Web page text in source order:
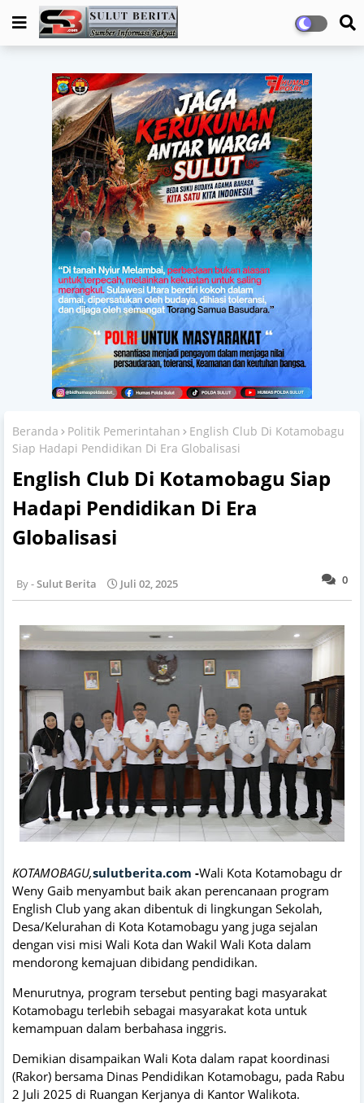
Beranda Politik Pemerintahan
English Club Di Kotamobagu
Siap Hadapi Pendidikan Di Era Globalisasi
English Club Di Kotamobagu Siap
Hadapi Pendidikan Di Era
Globalisasi
0
Sulut Berita Juli 02, 2025
KOTAMOBAGU,sulutberita.com -Wali Kota Kotamobagu dr
Weny Gaib menyambut baik akan perencanaan program
English Club yang akan dibentuk di lingkungan Sekolah,
Desa/Kelurahan di Kota Kotamobagu yang juga sejalan
dengan visi misi Wali Kota dan Wakil Wali Kota dalam
mendorong kemajuan dibidang pendidikan.
Menurutnya, program tersebut penting bagi masyarakat
Kotamobagu terlebih sebagai masyarakat kota untuk
kemampuan dalam berbahasa inggris.
Demikian disampaikan Wali Kota dalam rapat koordinasi
(Rakor) bersama Dinas Pendidikan Kotamobagu, pada Rabu
2 Juli 2025 di Ruangan Kerjanya di Kantor Walikota.